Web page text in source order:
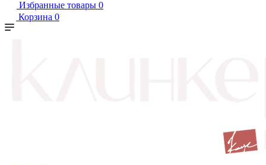
Избранные товары 0
Корзина 0